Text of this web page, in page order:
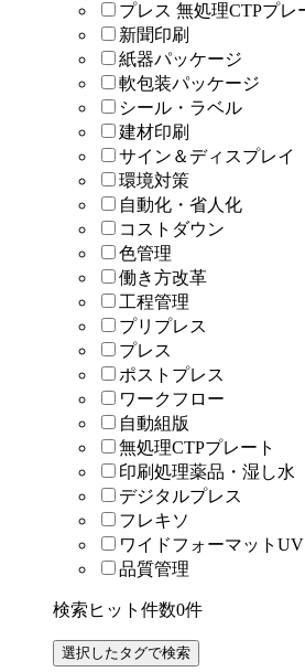
プレス 無処理CTPプレ
新聞印刷
紙器パッケージ
軟包装パッケージ
シール・ラベル
建材印刷
サイン＆ディスプレイ
環境対策
自動化・省人化
コストダウン
色管理
働き方改革
工程管理
プリプレス
プレス
ポストプレス
ワークフロー
自動組版
無処理CTPプレート
印刷処理薬品・湿し水
デジタルプレス
フレキソ
ワイドフォーマット
品質管理
検索ヒット件数0件